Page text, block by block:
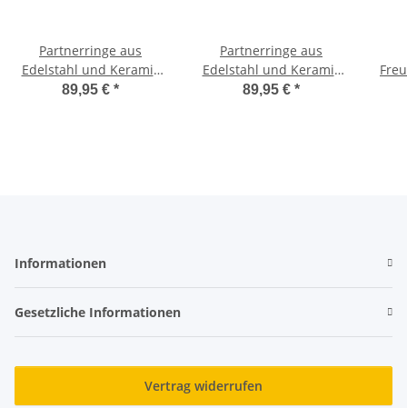
Partnerringe aus
Edelstahl und Keramik
mit Wunsch Lasergravur
89,95 € *
Partnerringe aus
Edelstahl und Keramik
mit Wunsch Lasergravur
89,95 € *
Informationen
Gesetzliche Informationen
Vertrag widerrufen